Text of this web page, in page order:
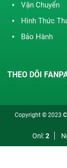
Vận Chuyển
Hình Thức
Bảo Hành
THEO DÕI
Copyright © 2023
Onl:2